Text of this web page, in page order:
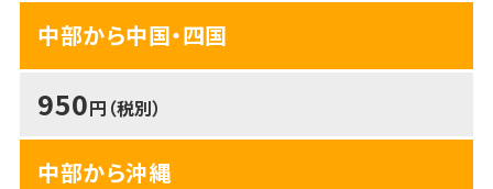
中部から中国・四国
950円（税別）
中部から沖縄